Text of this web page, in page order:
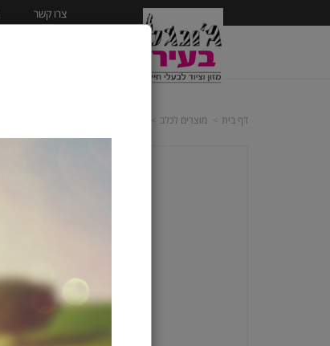
צרו קשר
דף בית מוצרים לכלב